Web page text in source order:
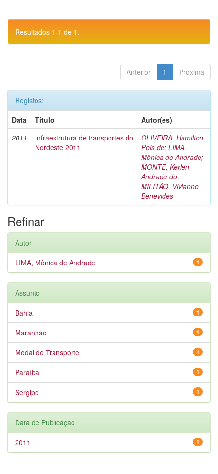
Resultados 1-1 de 1.
Anterior 1 Próxima
Registos:
Data
Título
Autor(es)
2011
Infraestrutura de transportes do
Nordeste 2011
OLIVEIRA, Hamilton
Reis de; LIMA,
Mônica de Andrade;
MONTE, Kerlen
Andrade do;
MILITÃO, Vivianne
Benevides
Refinar
Autor
1
LIMA, Mônica de Andrade
Assunto
1
Bahia
1
Maranhão
1
Modal de Transporte
1
Paraíba
1
Sergipe
Data de Publicação
1
2011